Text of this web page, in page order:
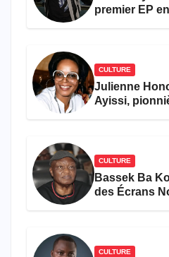
premier EP
CULTURE
Julienne
Ayissi,
CULTURE
Bassek Ba
des Écrans
CULTURE